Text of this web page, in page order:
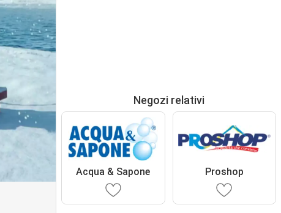
Negozi relativi
Acqua & Sapone Proshop